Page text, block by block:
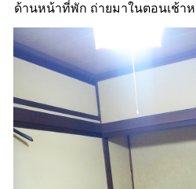
ด้านหน้าที่พัก ถ่ายมาในตอนเช้าห